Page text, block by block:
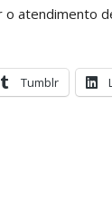
o atendimento
Tumblr